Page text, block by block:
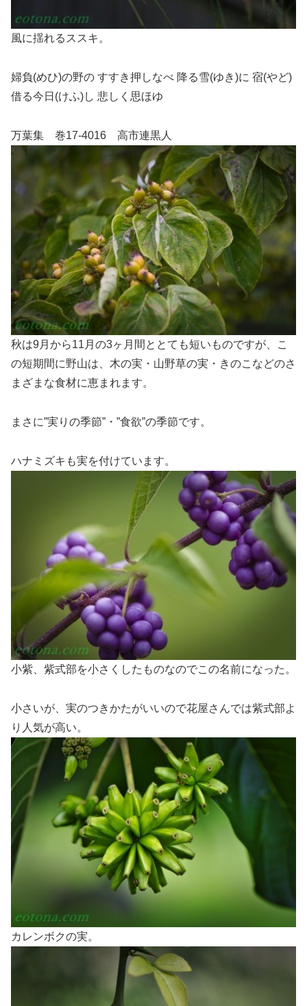
風に揺れるススキ。
婦負(めひ)の野の すすき押しなべ 降る雪(ゆき)に 宿(やど)
借る今日(けふ)し 悲しく思ほゆ
万葉集 巻17-4016 高市連黒人
秋は9月から11月の3ヶ月間ととても短いものですが、こ
の短期間に野山は、木の実・山野草の実・きのこなどのさ
まざまな食材に恵まれます。
まさに”実りの季節”・”食欲”の季節です。
ハナミズキも実を付けています。
小紫、紫式部を小さくしたものなのでこの名前になった。
小さいが、実のつきかたがいいので花屋さんでは紫式部よ
り人気が高い。
カレンボクの実。